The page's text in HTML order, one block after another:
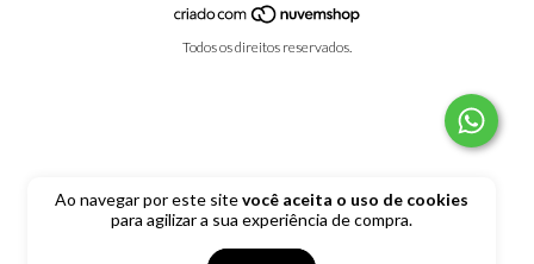
Ao navegar por este sitevocê aceita o uso de cookies
para agilizar a sua experiência de compra.
Todos os direitos reservados.